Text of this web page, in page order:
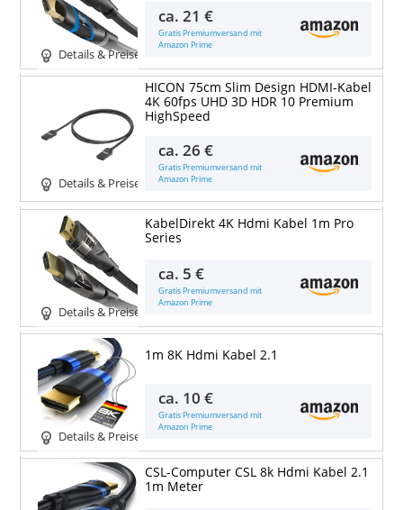
Details & Preise
ca.21 €
Gratis Premiumversand mit
Amazon Prime
Details & Preise
HICON 75cm Slim Design HDMI-Kabel
4K 60fps UHD 3D HDR 10 Premium
HighSpeed
ca.26 €
Gratis Premiumversand mit
Amazon Prime
Details & Preise
KabelDirekt 4K Hdmi Kabel 1m Pro
Series
ca. 5 €
Gratis Premiumversand mit
Amazon Prime
Details & Preise
1m 8K Hdmi Kabel 2.1
ca. 10 €
Gratis Premiumversand mit
Amazon Prime
CSL-Computer CSL 8k Hdmi Kabel 2.1
1m Meter